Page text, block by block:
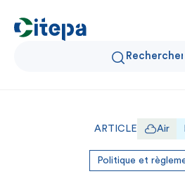
Qui sommes-nous ?
Données Air et Climat
ARTICLE Air
Politique et